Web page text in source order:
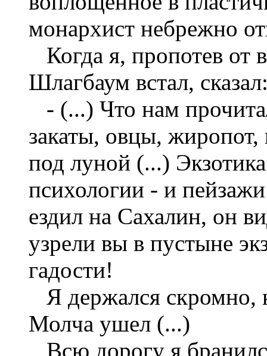
монархист небрежно
Когда я, пропотев от
Шлагбаум встал,
- (...) Что нам
закаты, овцы,
под луной (...)
психологии - и
ездил на Сахалин, он
узрели вы в пустыне
гадости!
Я держался скромно,
Молча ушел (...)
Всю дорогу я